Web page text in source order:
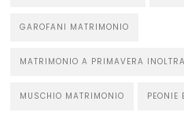
GAROFANI MATRIMONIO
MATRIMONIO A PRIMAVERA
MUSCHIO MATRIMONIO PEONIE